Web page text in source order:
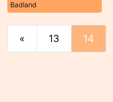
Badland
« Principio
13 14